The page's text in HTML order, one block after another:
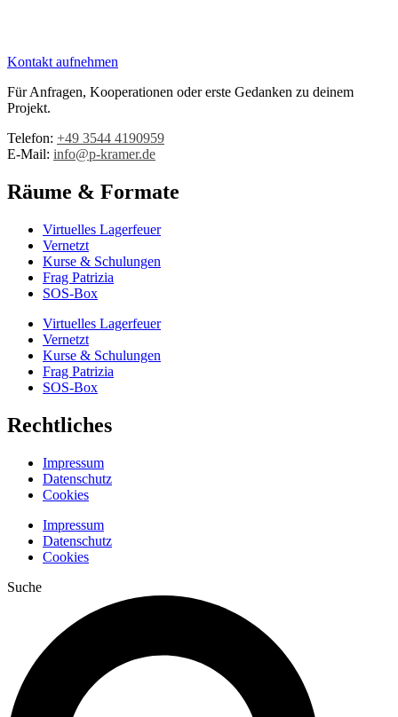
Kontakt aufnehmen
Für Anfragen, Kooperationen oder erste Gedanken zu deinem
Projekt.
Telefon: +49 3544 4190959‬
E-Mail: info@p-kramer.de
Räume & Formate
Virtuelles Lagerfeuer
Vernetzt
Kurse & Schulungen
Frag Patrizia
SOS-Box
Virtuelles Lagerfeuer
Vernetzt
Kurse & Schulungen
Frag Patrizia
SOS-Box
Rechtliches
Impressum
Datenschutz
Cookies
Impressum
Datenschutz
Cookies
Suche